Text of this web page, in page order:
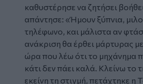
καθυστέρησε να ζητήσει
απάντησε: «Ήμουν ξύπνια,
τηλέφωνο, και μάλιστα αν
ανάκριση θα έρθει μάρτυρας με
ώρα που λέω ότι το μηχάνημα
κάτι δεν πάει καλά. Κλείνω το
εκείνη τη στιγμή, πετάχτηκε η